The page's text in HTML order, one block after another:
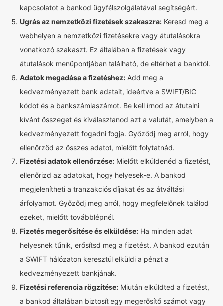
kapcsolatot a bankod ügyfélszolgálatával segítségért.
Ugrás az nemzetközi fizetések szakaszra: Keresd meg a
webhelyen a nemzetközi fizetésekre vagy átutalásokra
vonatkozó szakaszt. Ez általában a fizetések vagy
átutalások menüpontjában található, de eltérhet a banktól.
Adatok megadása a fizetéshez: Add meg a
kedvezményezett bank adatait, ideértve a SWIFT/BIC
kódot és a bankszámlaszámot. Be kell írnod az átutalni
kívánt összeget és kiválasztanod azt a valutát, amelyben a
kedvezményezett fogadni fogja. Győződj meg arról, hogy
ellenőrzöd az összes adatot, mielőtt folytatnád.
Fizetési adatok ellenőrzése: Mielőtt elküldenéd a fizetést,
ellenőrizd az adatokat, hogy helyesek-e. A bankod
megjelenítheti a tranzakciós díjakat és az átváltási
árfolyamot. Győződj meg arról, hogy megfelelőnek találod
ezeket, mielőtt továbblépnél.
Fizetés megerősítése és elküldése: Ha minden adat
helyesnek tűnik, erősítsd meg a fizetést. A bankod ezután
a SWIFT hálózaton keresztül elküldi a pénzt a
kedvezményezett bankjának.
Fizetési referencia rögzítése: Miután elküldted a fizetést,
a bankod általában biztosít egy megerősítő számot vagy